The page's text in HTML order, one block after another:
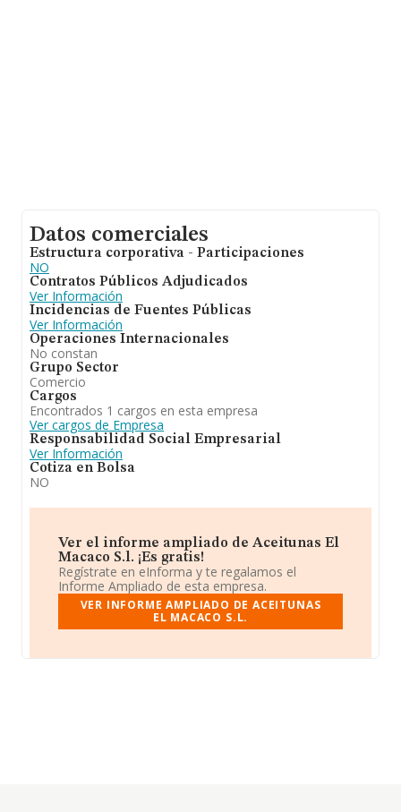
Datos comerciales
Estructura corporativa - Participaciones
NO
Contratos Públicos Adjudicados
Ver Información
Incidencias de Fuentes Públicas
Ver Información
Operaciones Internacionales
No constan
Grupo Sector
Comercio
Cargos
Encontrados 1 cargos en esta empresa
Ver cargos de Empresa
Responsabilidad Social Empresarial
Ver Información
Cotiza en Bolsa
NO
Ver el informe ampliado de Aceitunas El
Macaco S.l. ¡Es gratis!
Regístrate en eInforma y te regalamos el
Informe Ampliado de esta empresa.
VER INFORME AMPLIADO DE ACEITUNAS
EL MACACO S.L.